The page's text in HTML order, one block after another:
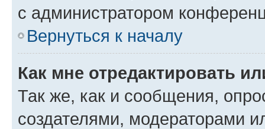
с администратором
Вернуться к началу
Как мне отредактировать
Так же, как и сообщения,
создателями, модераторами